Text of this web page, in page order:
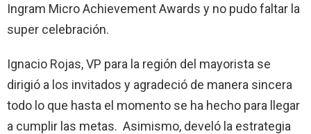
Ingram Micro Achievement Awards y no pudo faltar la
super celebración.
Ignacio Rojas, VP para la región del mayorista se
dirigió a los invitados y agradeció de manera sincera
todo lo que hasta el momento se ha hecho para llegar
a cumplir las metas. Asimismo, develó la estrategia